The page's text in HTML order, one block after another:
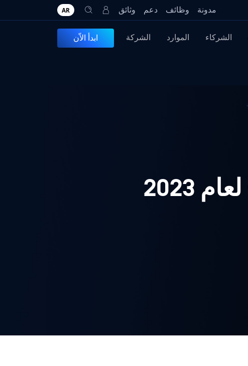
مدونة وظائف دعم وثائق AR
الشركاء الموارد الشركة ابدأ الاّن